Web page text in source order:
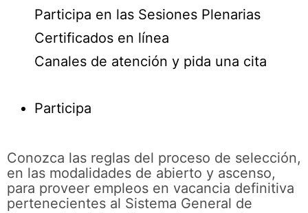
Participa en las Sesiones Plenarias
Certificados en línea
Canales de atención y pida una cita
Participa
Conozca las reglas del proceso de selección,
en las modalidades de abierto y ascenso,
para proveer empleos en vacancia definitiva
pertenecientes al Sistema General de